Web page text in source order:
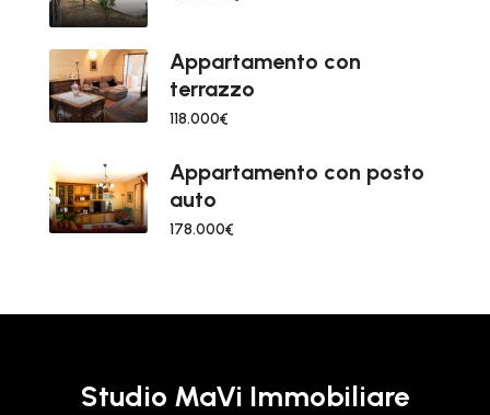
Appartamento con
terrazzo
118.000€
Appartamento con posto
auto
178.000€
Studio MaVi Immobiliare